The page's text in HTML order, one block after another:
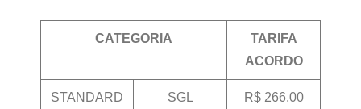
CATEGORIA
TARIFA
ACORDO
STANDARD SGL R$ 266,00